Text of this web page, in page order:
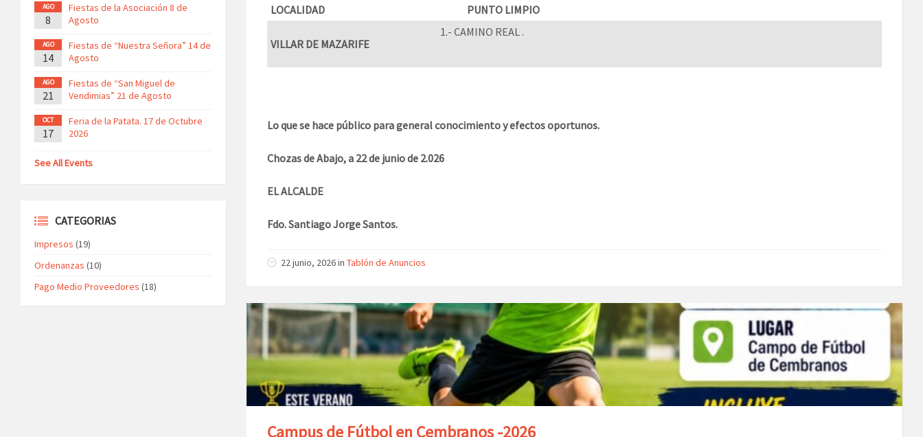
LOCALIDAD
PUNTO LIMPIO
VILLAR DE MAZARIFE
1.- CAMINO REAL .
Lo que se hace público para general conocimiento y efectos oportunos.
Chozas de Abajo, a 22 de junio de 2.026
EL ALCALDE
Fdo. Santiago Jorge Santos.
22 junio, 2026in Tablón de Anuncios
Campus de Fútbol en Cembranos -2026
AGO
8
Fiestas de la Asociación 8 de
Agosto
AGO
14
Fiestas de “Nuestra Señora” 14 de
Agosto
AGO
21
Fiestas de “San Miguel de
Vendimias” 21 de Agosto
OCT
17
Feria de la Patata. 17 de Octubre
2026
See All Events
CATEGORIAS
Impresos (19)
Ordenanzas (10)
Pago Medio Proveedores (18)